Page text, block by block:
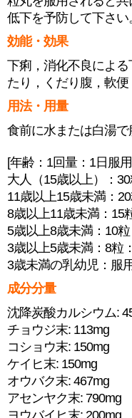
低下を予防して下さい
効能・効果
下痢，消化不良によ
たり，くだり腹，軟便
用法・用量
食前に水または白湯で
[年齢：1回量：1日服
大人（15歳以上）：
11歳以上15歳未満：
8歳以上11歳未満：15
5歳以上8歳未満：10粒
3歳以上5歳未満：8粒
3歳未満の乳幼児：服
成分分量
沈降炭酸カルシウム:
チョウジ末: 113mg
コショウ末: 150mg
ケイヒ末: 150mg
オウバク末: 467mg
アセンヤク末: 790mg
ヨウバイヒ末: 200mg